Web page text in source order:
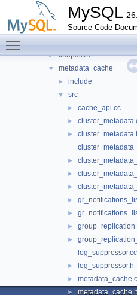
MySQL
Source Code
►
► jit_executor
► keepalive
▼ metadata_cache
► include
▼ src
► cache_api.cc
►
►
►
►
►
►
►
►
►
log_suppressor.cc
► log_suppressor.h
►
►
metadata_cache.h